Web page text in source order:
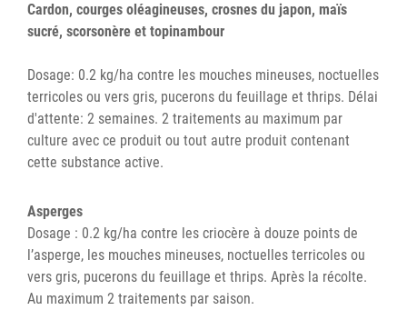
Cardon, courges oléagineuses, crosnes du japon, maïs
sucré, scorsonère et topinambour
Dosage: 0.2 kg/ha contre les mouches mineuses, noctuelles
terricoles ou vers gris, pucerons du feuillage et thrips. Délai
d'attente: 2 semaines. 2 traitements au maximum par
culture avec ce produit ou tout autre produit contenant
cette substance active.
Asperges
Dosage : 0.2 kg/ha contre les criocère à douze points de
l’asperge, les mouches mineuses, noctuelles terricoles ou
vers gris, pucerons du feuillage et thrips. Après la récolte.
Au maximum 2 traitements par saison.